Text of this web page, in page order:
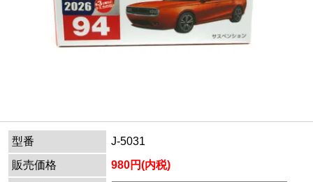
型番
J-5031
販売価格
980円(内税)